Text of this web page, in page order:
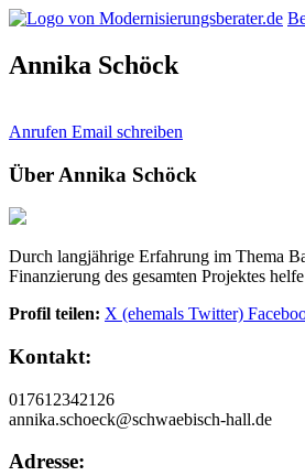
Annika Schöck
Anrufen Email schreiben
Über Annika Schöck
Durch langjährige Erfahrung im Thema
Finanzierung des gesamten Projektes
Profil teilen: X (ehemals Twitter)
Kontakt:
017612342126
annika.schoeck@schwaebisch-hall.de
Adresse: